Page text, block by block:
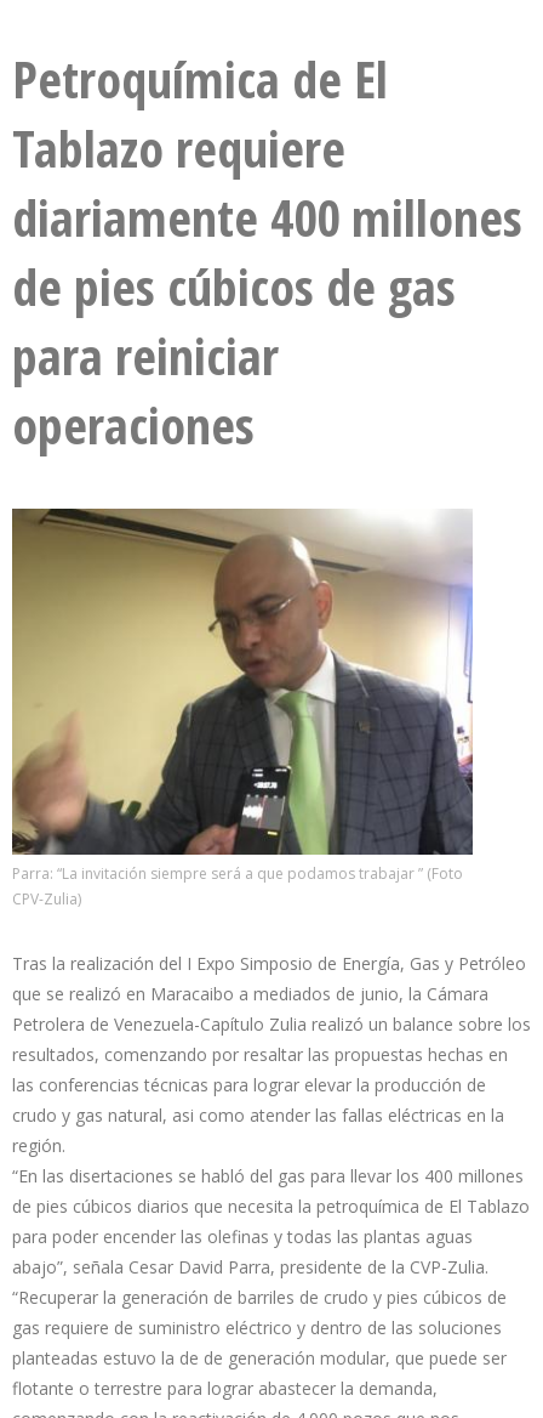
Petroquímica de El
Tablazo requiere
diariamente 400 millones
de pies cúbicos de gas
para reiniciar
operaciones
Parra: “La invitación siempre será a que podamos trabajar ” (Foto
CPV-Zulia)
Tras la realización del I Expo Simposio de Energía, Gas y Petróleo
que se realizó en Maracaibo a mediados de junio, la Cámara
Petrolera de Venezuela-Capítulo Zulia realizó un balance sobre los
resultados, comenzando por resaltar las propuestas hechas en
las conferencias técnicas para lograr elevar la producción de
crudo y gas natural, asi como atender las fallas eléctricas en la
región.
“En las disertaciones se habló del gas para llevar los 400 millones
de pies cúbicos diarios que necesita la petroquímica de El Tablazo
para poder encender las olefinas y todas las plantas aguas
abajo”, señala Cesar David Parra, presidente de la CVP-Zulia.
“Recuperar la generación de barriles de crudo y pies cúbicos de
gas requiere de suministro eléctrico y dentro de las soluciones
planteadas estuvo la de de generación modular, que puede ser
flotante o terrestre para lograr abastecer la demanda,